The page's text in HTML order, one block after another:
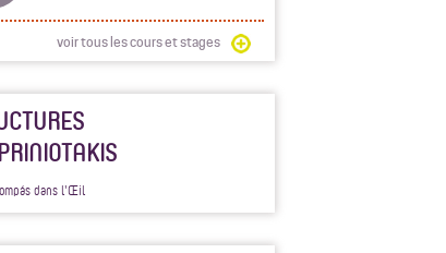
voir tous les cours et stages
dans l'Œil